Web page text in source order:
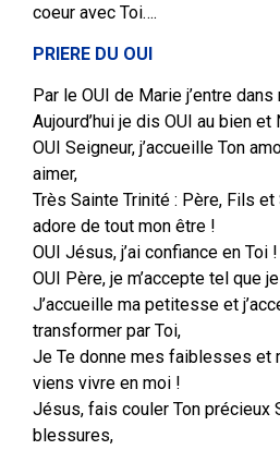
coeur avec Toi….
PRIERE DU OUI
Par le OUI de Marie j’entre dans
Aujourd’hui je dis OUI au bien et
OUI Seigneur, j’accueille Ton
aimer,
Très Sainte Trinité : Père, Fils
adore de tout mon être !
OUI Jésus, j’ai confiance en Toi !
OUI Père, je m’accepte tel que
J’accueille ma petitesse et
transformer par Toi,
Je Te donne mes faiblesses et
viens vivre en moi !
Jésus, fais couler Ton précieux
blessures,